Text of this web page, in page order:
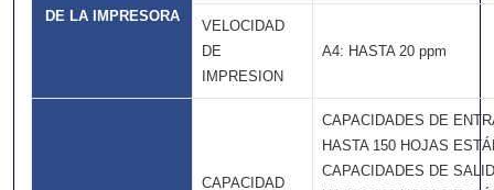
DE LA IMPRESORA
VELOCIDAD
DE
IMPRESION
A4: HASTA 20 ppm
CAPACIDAD
CAPACIDADES DE
HASTA 150 HOJAS
CAPACIDADES DE